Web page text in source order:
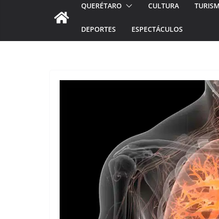
QUERÉTARO CULTURA
DEPORTES ESPECTÁCULOS